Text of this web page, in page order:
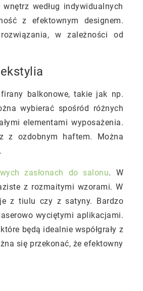
według indywidualnych
z efektownym designem.
w zależności od
balkonowe, takie jak np.
wybierać spośród różnych
elementami wyposażenia.
z ozdobnym haftem. Można
zasłonach do salonu. W
z rozmaitymi wzorami. W
z tiulu czy z satyny. Bardzo
wyciętymi aplikacjami.
będą idealnie współgrały z
się przekonać, że efektowny